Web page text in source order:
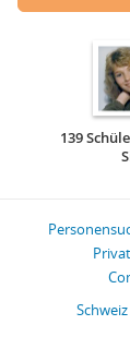
139
Schweiz